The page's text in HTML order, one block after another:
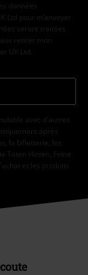
données
Ltd pour m’envoyer
seront traitées
retirer mon
UK Ltd.
avec d'autres
après
la billetterie, les
Toten Hosen, Feine
et les produits